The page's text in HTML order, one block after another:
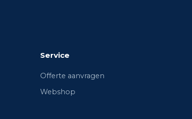
Service
Offerte aanvragen
Webshop